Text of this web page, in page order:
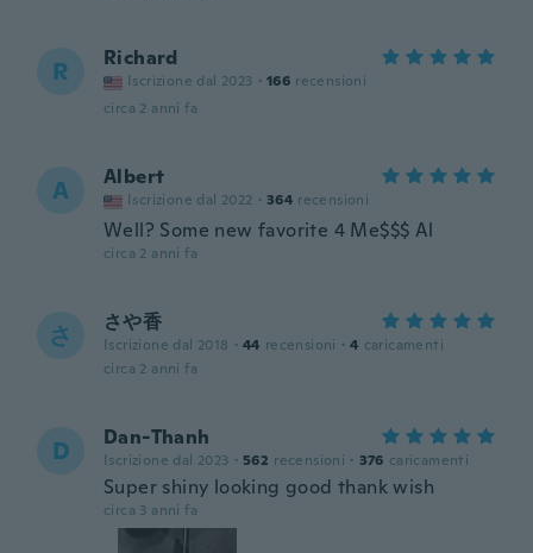
R Richard
Iscrizione dal 2023 · 166 recensioni
circa 2 anni fa
A Albert
Iscrizione dal 2022 · 364 recensioni
Well? Some new favorite 4 Me$$$ Al
circa 2 anni fa
さ さや香
Iscrizione dal 2018 · 44 recensioni · 4 caricamenti
circa 2 anni fa
D Dan-Thanh
Iscrizione dal 2023 · 562 recensioni · 376 caricamenti
Super shiny looking good thank wish
circa 3 anni fa